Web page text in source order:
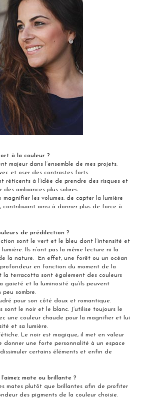
à la couleur ?
majeur dans l’ensemble de mes projets.
et oser des contrastes forts.
réticents à l’idée de prendre des risques et
ambiances plus sobres.
les volumes, de capter la lumière
contribuant ainsi à donner plus de force à
de prédilection ?
sont le vert et le bleu dont l’intensité et
Ils n’ont pas la même lecture ni la
la nature. En effet, une forêt ou un océan
en fonction du moment de la
la terracotta sont également des couleurs
gaieté et la luminosité qu’ils peuvent
sombre.
pour son côté doux et romantique.
sont le noir et le blanc. J’utilise toujours le
une couleur chaude pour la magnifier et lui
et sa lumière.
Le noir est magique, il met en valeur
donner une forte personnalité à un espace
certains éléments et enfin de
mate ou brillante ?
mates plutôt que brillantes afin de profiter
des pigments de la couleur choisie.